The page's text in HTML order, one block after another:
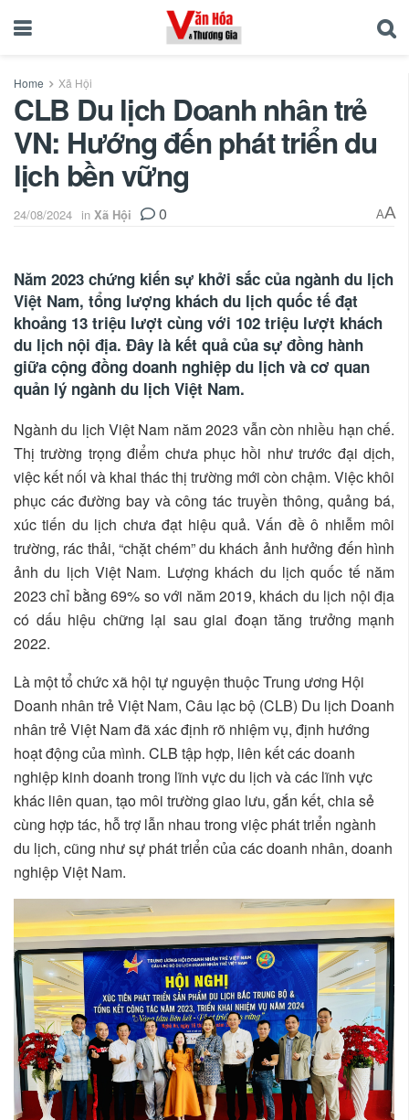
Home Xã Hội
CLB Du lịch Doanh nhân trẻ
VN: Hướng đến phát triển du
lịch bền vững
24/08/2024 in Xã Hội 0 AA
Năm 2023 chứng kiến sự khởi sắc của ngành du lịch
Việt Nam, tổng lượng khách du lịch quốc tế đạt
khoảng 13 triệu lượt cùng với 102 triệu lượt khách
du lịch nội địa. Đây là kết quả của sự đồng hành
giữa cộng đồng doanh nghiệp du lịch và cơ quan
quản lý ngành du lịch Việt Nam.
Ngành du lịch Việt Nam năm 2023 vẫn còn nhiều hạn chế.
Thị trường trọng điểm chưa phục hồi như trước đại dịch,
việc kết nối và khai thác thị trường mới còn chậm. Việc khôi
phục các đường bay và công tác truyền thông, quảng bá,
xúc tiến du lịch chưa đạt hiệu quả. Vấn đề ô nhiễm môi
trường, rác thải, “chặt chém” du khách ảnh hưởng đến hình
ảnh du lịch Việt Nam. Lượng khách du lịch quốc tế năm
2023 chỉ bằng 69% so với năm 2019, khách du lịch nội địa
có dấu hiệu chững lại sau giai đoạn tăng trưởng mạnh
2022.
Là một tổ chức xã hội tự nguyện thuộc Trung ương Hội
Doanh nhân trẻ Việt Nam, Câu lạc bộ (CLB) Du lịch Doanh
nhân trẻ Việt Nam đã xác định rõ nhiệm vụ, định hướng
hoạt động của mình. CLB tập hợp, liên kết các doanh
nghiệp kinh doanh trong lĩnh vực du lịch và các lĩnh vực
khác liên quan, tạo môi trường giao lưu, gắn kết, chia sẻ
cùng hợp tác, hỗ trợ lẫn nhau trong việc phát triển ngành
du lịch, cũng như sự phát triển của các doanh nhân, doanh
nghiệp Việt Nam.